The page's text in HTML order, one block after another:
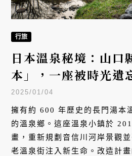
行旅
日本溫泉秘境：山口
本」，一座被時光遺
2025/01/04
擁有約 600 年歷史的長門湯本
的溫泉鄉。這座溫泉小鎮於
畫，重新規劃音信川河岸景觀
老溫泉街注入新生命。改造計